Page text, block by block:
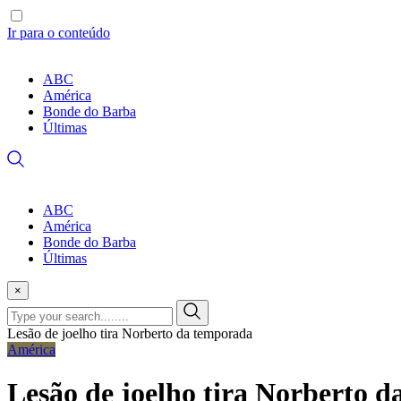
Ir para o conteúdo
ABC
América
Bonde do Barba
Últimas
ABC
América
Bonde do Barba
Últimas
×
Lesão de joelho tira Norberto da temporada
América
Lesão de joelho tira Norberto